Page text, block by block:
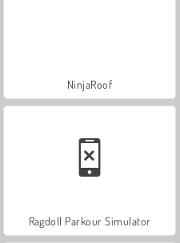
NinjaRoof
Ragdoll Parkour Simulator